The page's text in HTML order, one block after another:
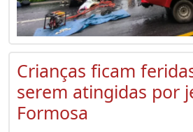
Crianças ficam
serem atingidas por
Formosa